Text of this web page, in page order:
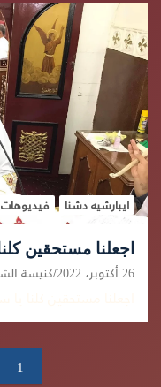
ايبارشيه دشنا فيديوهات
اجعلنا مستحقين
26 أكتوبر، 2022 كنيسة
1